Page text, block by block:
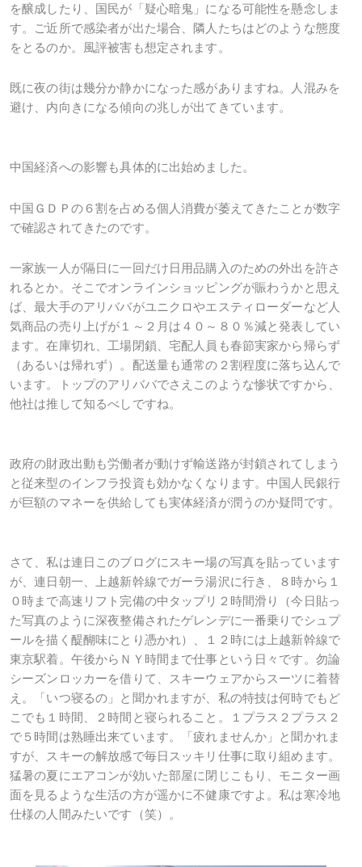
を醸成したり、国民が「疑心暗鬼」になる可能性を懸念しま
す。ご近所で感染者が出た場合、隣人たちはどのような態度
をとるのか。風評被害も想定されます。
既に夜の街は幾分か静かになった感がありますね。人混みを
避け、内向きになる傾向の兆しが出てきています。
中国経済への影響も具体的に出始めました。
中国ＧＤＰの６割を占める個人消費が萎えてきたことが数字
で確認されてきたのです。
一家族一人が隔日に一回だけ日用品購入のための外出を許さ
れるとか。そこでオンラインショッピングが賑わうかと思え
ば、最大手のアリババがユニクロやエスティローダーなど人
気商品の売り上げが１～２月は４０～８０％減と発表してい
ます。在庫切れ、工場閉鎖、宅配人員も春節実家から帰らず
（あるいは帰れず）。配送量も通常の２割程度に落ち込んで
います。トップのアリババでさえこのような惨状ですから、
他社は推して知るべしですね。
政府の財政出動も労働者が動けず輸送路が封鎖されてしまう
と従来型のインフラ投資も効かなくなります。中国人民銀行
が巨額のマネーを供給しても実体経済が潤うのか疑問です。
さて、私は連日このブログにスキー場の写真を貼っています
が、連日朝一、上越新幹線でガーラ湯沢に行き、８時から１
０時まで高速リフト完備の中タップリ２時間滑り（今日貼っ
た写真のように深夜整備されたゲレンデに一番乗りでシュプ
ールを描く醍醐味にとり憑かれ）、１２時には上越新幹線で
東京駅着。午後からＮＹ時間まで仕事という日々です。勿論
シーズンロッカーを借りて、スキーウェアからスーツに着替
え。「いつ寝るの」と聞かれますが、私の特技は何時でもど
こでも１時間、２時間と寝られること。１プラス２プラス２
で５時間は熟睡出来ています。「疲れませんか」と聞かれま
すが、スキーの解放感で毎日スッキリ仕事に取り組めます。
猛暑の夏にエアコンが効いた部屋に閉じこもり、モニター画
面を見るような生活の方が遥かに不健康ですよ。私は寒冷地
仕様の人間みたいです（笑）。